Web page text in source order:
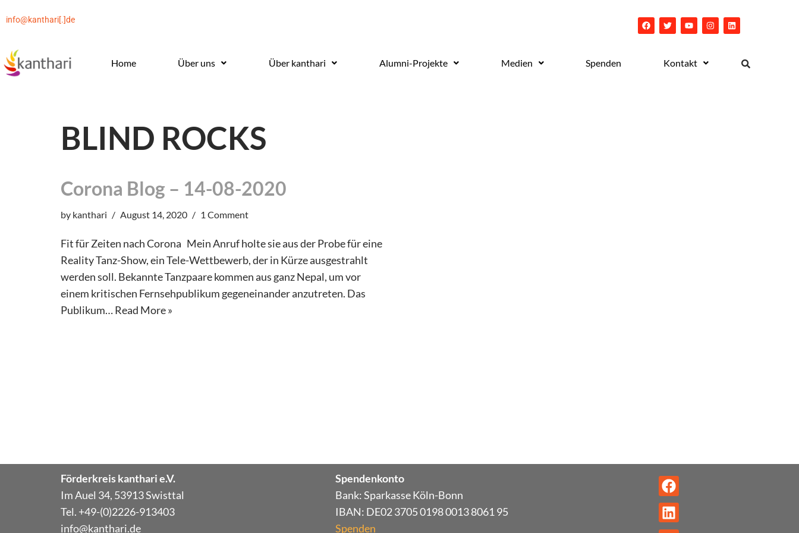
to
content
info@kanthari[.]de
Home Über uns Über kanthari Alumni-Projekte Medien Spenden Kontakt
BLIND ROCKS
Corona Blog – 14-08-2020
by kanthari August 14, 2020 1 Comment
Fit für Zeiten nach Corona Mein Anruf holte sie aus der Probe für eine
Reality Tanz-Show, ein Tele-Wettbewerb, der in Kürze ausgestrahlt
werden soll. Bekannte Tanzpaare kommen aus ganz Nepal, um vor
einem kritischen Fernsehpublikum gegeneinander anzutreten. Das
Publikum…Read More »
Förderkreis kanthari e.V.
Im Auel 34, 53913 Swisttal
Tel. +49-(0)2226-913403
info@kanthari.de
Spendenkonto
Bank: Sparkasse Köln-Bonn
IBAN: DE02 3705 0198 0013 8061 95
Spenden